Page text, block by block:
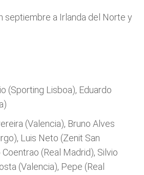
septiembre a Irlanda del Norte y
(Sporting Lisboa), Eduardo
(Valencia), Bruno Alves
Luis Neto (Zenit San
(Real Madrid), Silvio
(Valencia), Pepe (Real